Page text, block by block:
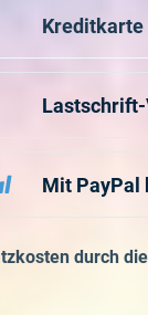
Kreditkarte
Mit PayPal
durch